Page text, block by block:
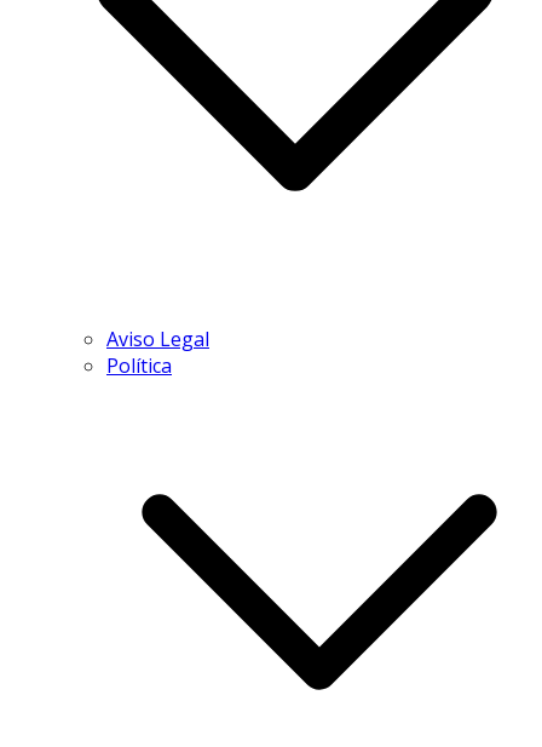
Aviso Legal
Política